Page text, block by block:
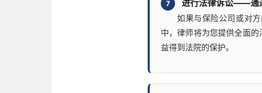
7
进行法律诉讼——通
如果与保险公司或对方
中，律师将为您提供全面
益得到法院的保护。